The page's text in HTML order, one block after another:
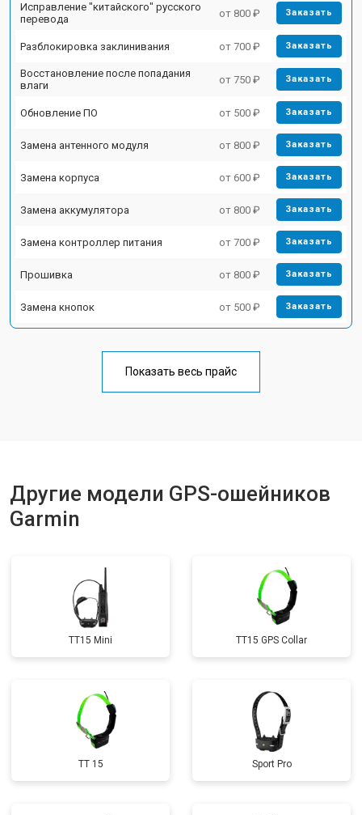
Исправление "китайского" русского
перевода
от 800 ₽ Заказать
Разблокировка заклинивания от 700 ₽ Заказать
Восстановление после попадания
влаги
от 750 ₽ Заказать
Обновление ПО от 500 ₽ Заказать
Замена антенного модуля от 800 ₽ Заказать
Замена корпуса от 600 ₽ Заказать
Замена аккумулятора от 800 ₽ Заказать
Замена контроллер питания от 700 ₽ Заказать
Прошивка от 800 ₽ Заказать
Замена кнопок от 500 ₽ Заказать
Показать весь прайс
Другие модели GPS-ошейников
Garmin
TT15 Mini TT15 GPS Collar
TT 15 Sport Pro